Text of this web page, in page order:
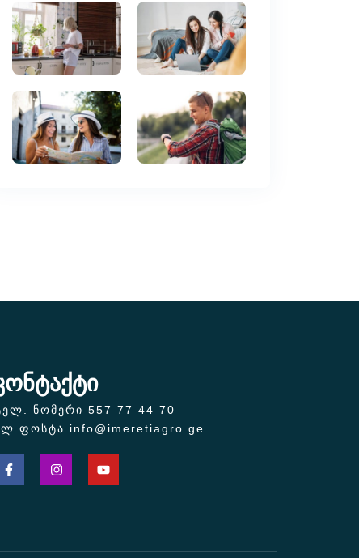
ნომერი 557 77 44 70
info@imeretiagro.ge